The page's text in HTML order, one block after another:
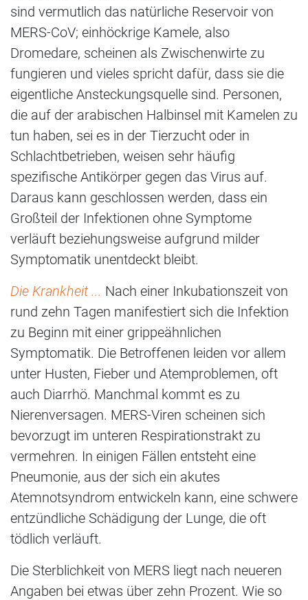
sind vermutlich das natürliche Reservoir von
MERS-CoV; einhöckrige Kamele, also
Dromedare, scheinen als Zwischenwirte zu
fungieren und vieles spricht dafür, dass sie die
eigentliche Ansteckungsquelle sind. Personen,
die auf der arabischen Halbinsel mit Kamelen zu
tun haben, sei es in der Tierzucht oder in
Schlachtbetrieben, weisen sehr häufig
spezifische Antikörper gegen das Virus auf.
Daraus kann geschlossen werden, dass ein
Großteil der Infektionen ohne Symptome
verläuft beziehungsweise aufgrund milder
Symptomatik unentdeckt bleibt.
Die Krankheit ... Nach einer Inkubationszeit von
rund zehn Tagen manifestiert sich die Infektion
zu Beginn mit einer grippeähnlichen
Symptomatik. Die Betroffenen leiden vor allem
unter Husten, Fieber und Atemproblemen, oft
auch Diarrhö. Manchmal kommt es zu
Nierenversagen. MERS-Viren scheinen sich
bevorzugt im unteren Respirationstrakt zu
vermehren. In einigen Fällen entsteht eine
Pneumonie, aus der sich ein akutes
Atemnotsyndrom entwickeln kann, eine schwere
entzündliche Schädigung der Lunge, die oft
tödlich verläuft.
Die Sterblichkeit von MERS liegt nach neueren
Angaben bei etwas über zehn Prozent. Wie so